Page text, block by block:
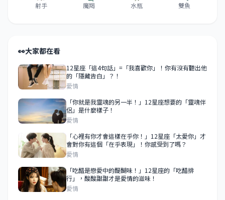
射手 魔羯 水瓶 雙魚
👀大家都在看
12星座「這4句話」=「我喜歡你」！你有沒有聽出他
的「隱藏告白」？！
愛情
「你就是我靈魂的另一半！」12星座想要的「靈魂伴
侶」是什麼樣子！
愛情
「心裡有你才會這樣在乎你！」12星座「太愛你」才
會對你有這個「在乎表現」！你感受到了嗎？
愛情
「吃醋是戀愛中的醍醐味！」12星座的「吃醋排
行」，酸酸甜甜才是愛情的滋味！
愛情